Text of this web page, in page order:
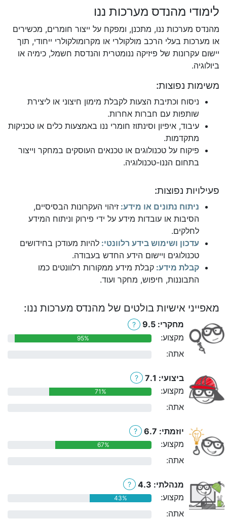
לימודי מהנדס מערכות ננו
מהנדס מערכות ננו, מתכנן, ומפקח על ייצור חומרים, מכשירים
או מערכות בעלי הרכב מולקולרי או מקרומולקולרי ייחודי, תוך
יישום עקרונות של פיזיקה ננומטרית והנדסת חשמל, כימיה או
ביולוגיה.
משימות נפוצות:
ניסוח וכתיבת הצעות לקבלת מימון חיצוני או ליצירת
שותפות עם חברות אחרות.
עיבוד, איפיון וסינתוז חומרי ננו באמצעות כלים או טכניקות
מתקדמות.
פיקוח על טכנולוגים או טכנאים העוסקים במחקר וייצור
בתחום הננו-טכנולוגיה.
פעילויות נפוצות:
ניתוח נתונים או מידע: זיהוי העקרונות הבסיסיים,
הסיבות או עובדות מידע על ידי פירוק וניתוח המידע
לחלקים.
עדכון ושימוש בידע רלוונטי: להיות מעודכן בחידושים
טכנולוגים ויישום הידע החדש בעבודה.
קבלת מידע: קבלת מידע ממקורות רלוונטים כמו
התבוננות, חיפוש, מחקר ועוד.
מאפייני אישיות בולטים של מהנדס מערכות ננו:
מחקרי: 9.5 ?
מקצוע: 95%
אתה:
ביצועי: 7.1 ?
מקצוע: 71%
אתה:
יוזמתי: 6.7 ?
מקצוע: 67%
אתה:
מנהלתי: 4.3 ?
מקצוע: 43%
אתה: